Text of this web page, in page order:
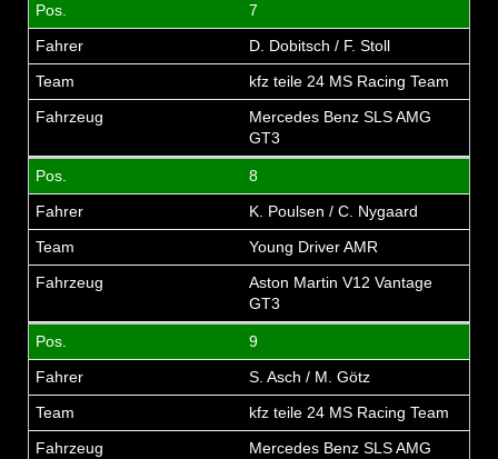
7
D. Dobitsch / F. Stoll
kfz teile 24 MS Racing Team
Mercedes Benz SLS AMG
GT3
8
K. Poulsen / C. Nygaard
Young Driver AMR
Aston Martin V12 Vantage
GT3
9
S. Asch / M. Götz
kfz teile 24 MS Racing Team
Mercedes Benz SLS AMG